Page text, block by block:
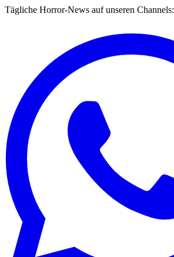
Tägliche Horror-News auf unseren Channels: